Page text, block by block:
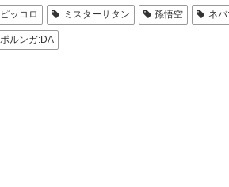
ピッコロ ミスターサタン 孫悟空 ネ
ポルンガ:DA